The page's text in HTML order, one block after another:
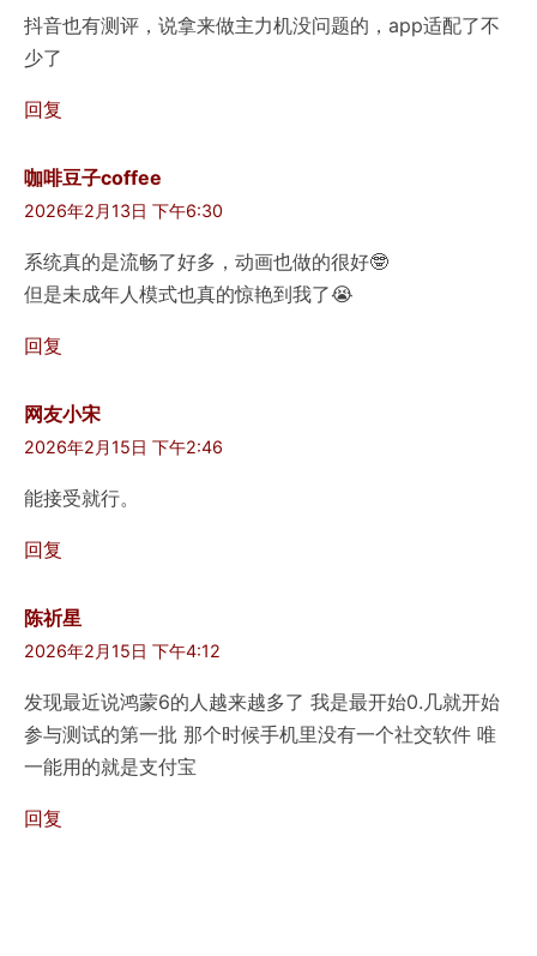
抖音也有测评，说拿来做主力机没问题的，app适配了不
少了
回复
咖啡豆子coffee
2026年2月13日 下午6:30
系统真的是流畅了好多，动画也做的很好🤓
但是未成年人模式也真的惊艳到我了😭
回复
网友小宋
2026年2月15日 下午2:46
能接受就行。
回复
陈祈星
2026年2月15日 下午4:12
发现最近说鸿蒙6的人越来越多了 我是最开始0.几就开始
参与测试的第一批 那个时候手机里没有一个社交软件 唯
一能用的就是支付宝
回复